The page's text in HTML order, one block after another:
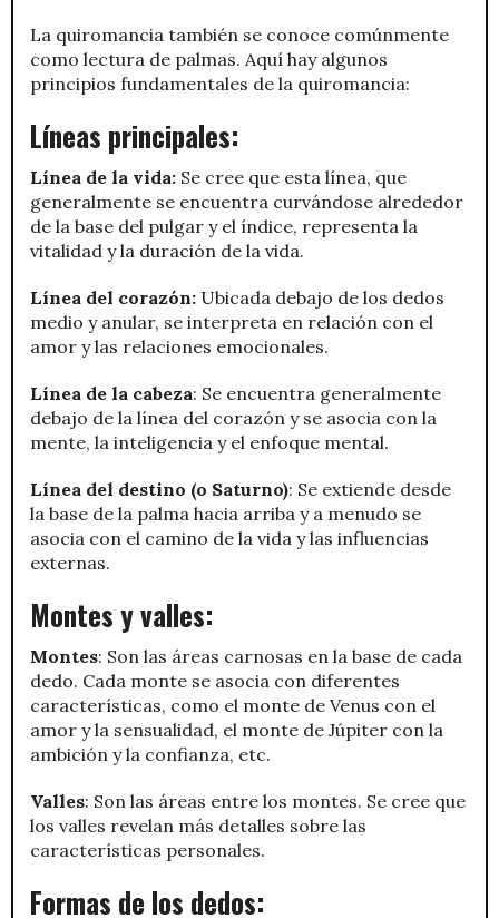
La quiromancia también se conoce comúnmente
como lectura de palmas. Aquí hay algunos
principios fundamentales de la quiromancia:
Líneas principales:
Línea de la vida: Se cree que esta línea, que
generalmente se encuentra curvándose alrededor
de la base del pulgar y el índice, representa la
vitalidad y la duración de la vida.
Línea del corazón: Ubicada debajo de los dedos
medio y anular, se interpreta en relación con el
amor y las relaciones emocionales.
Línea de la cabeza: Se encuentra generalmente
debajo de la línea del corazón y se asocia con la
mente, la inteligencia y el enfoque mental.
Línea del destino (o Saturno): Se extiende desde
la base de la palma hacia arriba y a menudo se
asocia con el camino de la vida y las influencias
externas.
Montes y valles:
Montes: Son las áreas carnosas en la base de cada
dedo. Cada monte se asocia con diferentes
características, como el monte de Venus con el
amor y la sensualidad, el monte de Júpiter con la
ambición y la confianza, etc.
Valles: Son las áreas entre los montes. Se cree que
los valles revelan más detalles sobre las
características personales.
Formas de los dedos: